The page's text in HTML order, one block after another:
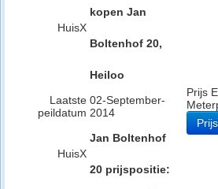
HuisX
kopen Jan
Boltenhof 20,
Heiloo
Laatste
peildatum
02-September-
2014
HuisX
Jan Boltenhof
20 prijspositie:
Prijs